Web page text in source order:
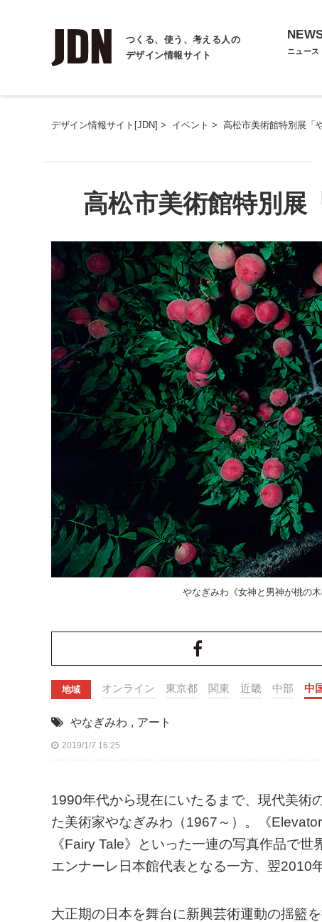
つくる、使う、考える人の
デザイン情報サイト
ニュース
デザイン情報サイト[JDN] > イベント > 高松市美術館特別展「
高松市美術館特別展
やなぎみわ《女神と男神が桃の
地域 オンライン 東京都 関東 近畿 中部 中
やなぎみわ , アート
2019/1/7 16:25
1990年代から現在にいたるまで、現代美術
た美術家やなぎみわ（1967～）。《
《Fairy Tale》といった一連の写真作品で
エンナーレ日本館代表となる一方、翌2010
大正期の日本を舞台に新興芸術運動の揺籃